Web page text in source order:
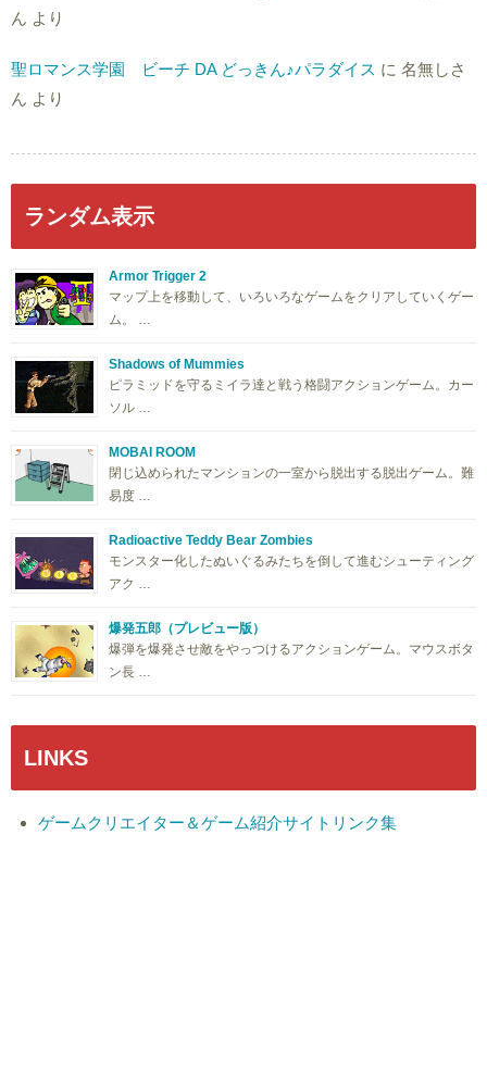
ん より
聖ロマンス学園 ビーチ DA どっきん♪パラダイス に 名無しさ
ん より
ランダム表示
Armor Trigger 2
マップ上を移動して、いろいろなゲームをクリアしていくゲー
ム。 …
Shadows of Mummies
ピラミッドを守るミイラ達と戦う格闘アクションゲーム。カー
ソル …
MOBAI ROOM
閉じ込められたマンションの一室から脱出する脱出ゲーム。難
易度 …
Radioactive Teddy Bear Zombies
モンスター化したぬいぐるみたちを倒して進むシューティング
アク …
爆発五郎（プレビュー版）
爆弾を爆発させ敵をやっつけるアクションゲーム。マウスボタ
ン長 …
LINKS
ゲームクリエイター＆ゲーム紹介サイトリンク集